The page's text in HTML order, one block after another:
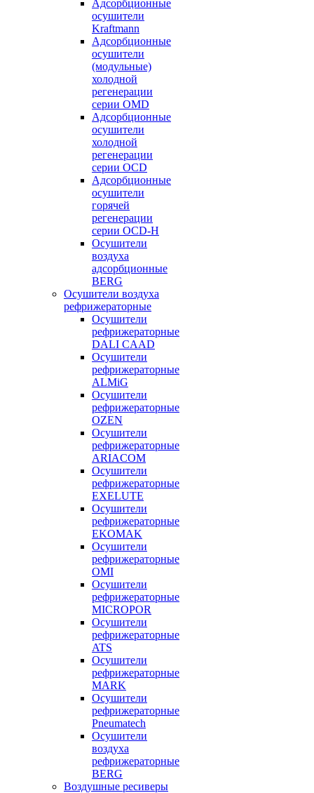
Адсорбционные
осушители
Kraftmann
Адсорбционные
осушители
(модульные)
холодной
регенерации
серии OMD
Адсорбционные
осушители
холодной
регенерации
серии OCD
Адсорбционные
осушители
горячей
регенерации
серии OСD-H
Осушители
воздуха
адсорбционные
BERG
Осушители воздуха
рефрижераторные
Осушители
рефрижераторные
DALI CAAD
Осушители
рефрижераторные
ALMiG
Осушители
рефрижераторные
OZEN
Осушители
рефрижераторные
ARIACOM
Осушители
рефрижераторные
EXELUTE
Осушители
рефрижераторные
EKOMAK
Осушители
рефрижераторные
OMI
Осушители
рефрижераторные
MICROPOR
Осушители
рефрижераторные
ATS
Осушители
рефрижераторные
MARK
Осушители
рефрижераторные
Pneumatech
Осушители
воздуха
рефрижераторные
BERG
Воздушные ресиверы